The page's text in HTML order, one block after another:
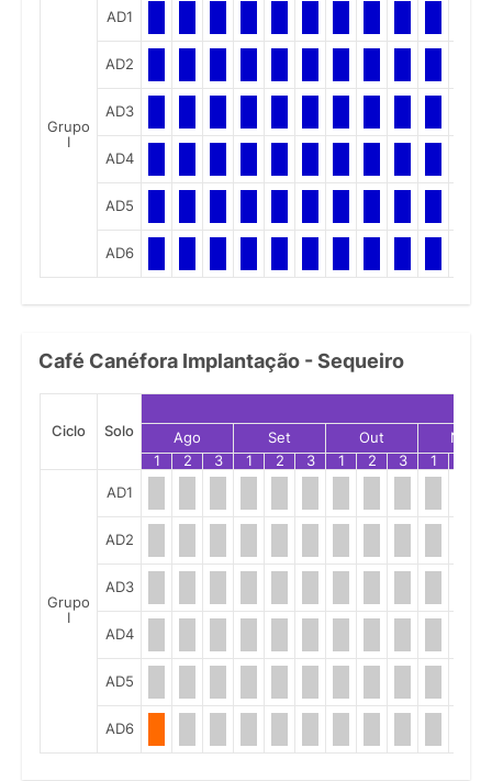
Grupo
I
AD1
AD2
AD3
AD4
AD5
AD6
Café Canéfora Implantação - Sequeiro
Ciclo Solo Ago Set Out
Nov
1
2 3 1 2 3 1 2 3 1
Grupo
I
AD1
AD2
AD3
AD4
AD5
AD6